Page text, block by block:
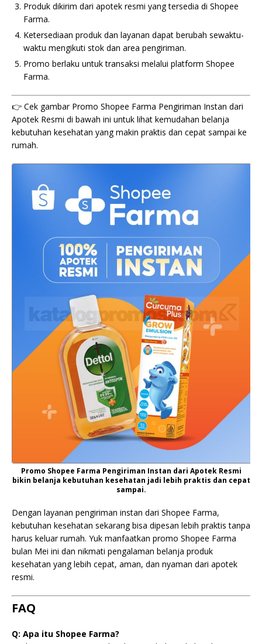
Produk dikirim dari apotek resmi yang tersedia di Shopee
Farma.
Ketersediaan produk dan layanan dapat berubah sewaktu-
waktu mengikuti stok dan area pengiriman.
Promo berlaku untuk transaksi melalui platform Shopee
Farma.
👉 Cek gambar Promo Shopee Farma Pengiriman Instan dari
Apotek Resmi di bawah ini untuk lihat kemudahan belanja
kebutuhan kesehatan yang makin praktis dan cepat sampai ke
rumah.
Promo Shopee Farma Pengiriman Instan dari Apotek Resmi
bikin belanja kebutuhan kesehatan jadi lebih praktis dan cepat
sampai.
Dengan layanan pengiriman instan dari Shopee Farma,
kebutuhan kesehatan sekarang bisa dipesan lebih praktis tanpa
harus keluar rumah. Yuk manfaatkan promo Shopee Farma
bulan Mei ini dan nikmati pengalaman belanja produk
kesehatan yang lebih cepat, aman, dan nyaman dari apotek
resmi.
FAQ
Q: Apa itu Shopee Farma?